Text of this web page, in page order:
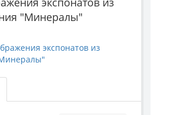
"Минералы"
экспонатов из